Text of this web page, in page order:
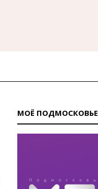
МОЁ ПОДМОСКОВЬЕ